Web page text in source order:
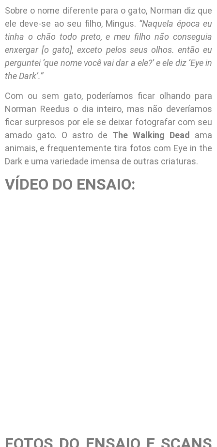
Sobre o nome diferente para o gato, Norman diz que
ele deve-se ao seu filho, Mingus. “Naquela época eu
tinha o chão todo preto, e meu filho não conseguia
enxergar [o gato], exceto pelos seus olhos. então eu
perguntei ‘que nome você vai dar a ele?’ e ele diz ‘Eye in
the Dark’.”
Com ou sem gato, poderíamos ficar olhando para
Norman Reedus o dia inteiro, mas não deveríamos
ficar surpresos por ele se deixar fotografar com seu
amado gato. O astro de The Walking Dead
ama
animais, e frequentemente tira fotos com Eye in the
Dark e uma variedade imensa de outras criaturas.
VÍDEO DO ENSAIO: